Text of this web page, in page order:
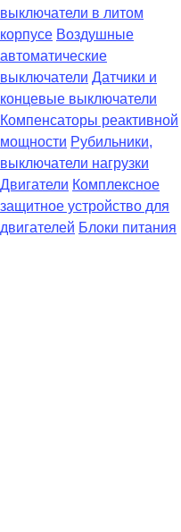
выключатели в литом
корпусе Воздушные
автоматические
выключатели Датчики и
концевые выключатели
Компенсаторы реактивной
мощности Рубильники,
выключатели нагрузки
Двигатели Комплексное
защитное устройство для
двигателей Блоки питания